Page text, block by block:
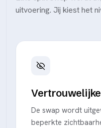
uitvoering. Jij kiest het
De swap wordt
beperkte